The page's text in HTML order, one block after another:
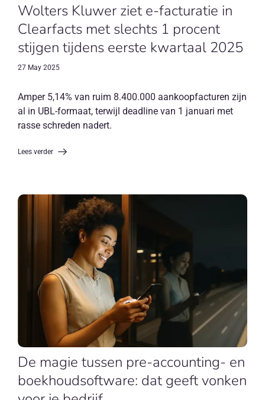
Wolters Kluwer ziet e-facturatie in
Clearfacts met slechts 1 procent
stijgen tijdens eerste kwartaal 2025
27 May 2025
Amper 5,14% van ruim 8.400.000 aankoopfacturen zijn
al in UBL-formaat, terwijl deadline van 1 januari met
rasse schreden nadert.
Lees verder
De magie tussen pre-accounting- en
boekhoudsoftware: dat geeft vonken